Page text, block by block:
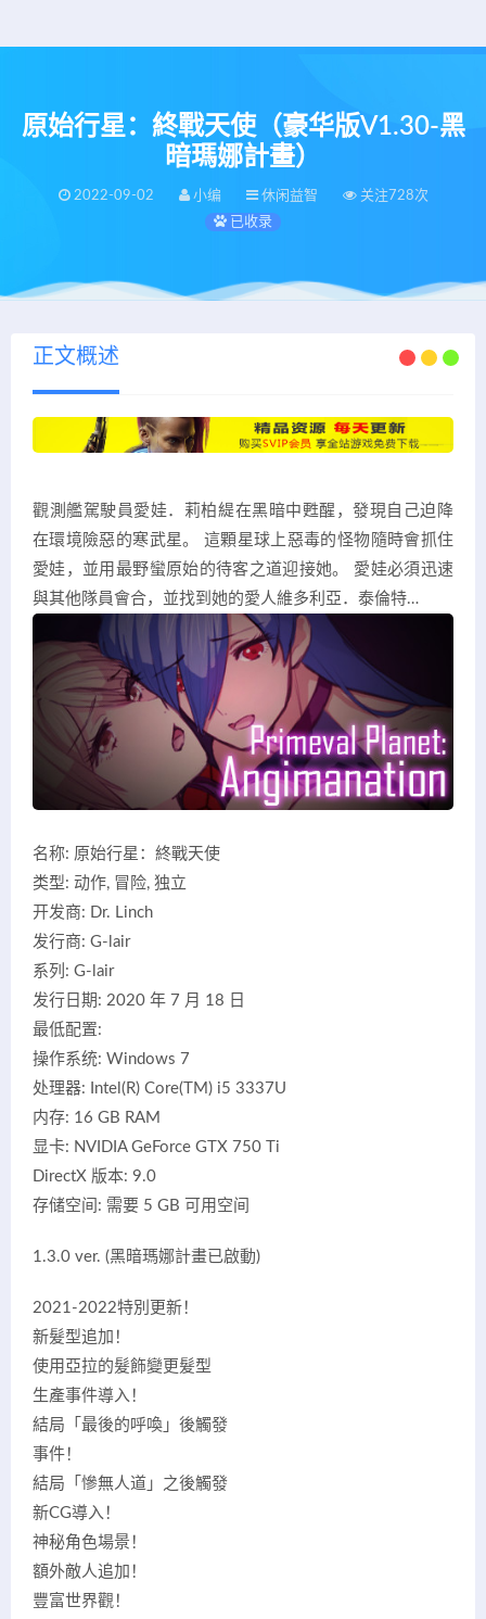
原始行星：終戰天使（豪华版V1.30-黑
暗瑪娜計畫）
2022-09-02 小编 休闲益智
关注728次
已收录
正文概述
觀測艦駕駛員愛娃．莉柏緹在黑暗中甦醒，發現自己迫降
在環境險惡的寒武星。 這顆星球上惡毒的怪物隨時會抓住
愛娃，並用最野蠻原始的待客之道迎接她。 愛娃必須迅速
與其他隊員會合，並找到她的愛人維多利亞．泰倫特…
名称: 原始行星：終戰天使
类型: 动作, 冒险, 独立
开发商: Dr. Linch
发行商: G-lair
系列: G-lair
发行日期: 2020 年 7 月 18 日
最低配置:
操作系统: Windows 7
处理器: Intel(R) Core(TM) i5 3337U
内存: 16 GB RAM
显卡: NVIDIA GeForce GTX 750 Ti
DirectX 版本: 9.0
存储空间: 需要 5 GB 可用空间
1.3.0 ver. (黑暗瑪娜計畫已啟動)
2021-2022特別更新！
新髮型追加！
使用亞拉的髮飾變更髮型
生產事件導入！
結局「最後的呼喚」後觸發
事件！
結局「慘無人道」之後觸發
新CG導入！
神秘角色場景！
額外敵人追加！
豐富世界觀！